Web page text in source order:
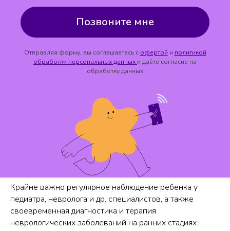
Позвоните мне
Отправляя форму, вы соглашаетесь с офертой и политикой
обработки персональных данных и даёте согласие на
обработку данных
Крайне важно регулярное наблюдение ребенка у
педиатра, невролога и др. специалистов, а также
своевременная диагностика и терапия
неврологических заболеваний на ранних стадиях.